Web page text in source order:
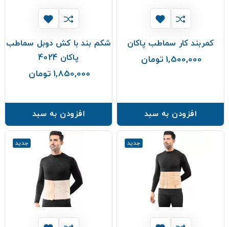
کمربند کار سماطب پاکان
1,500,000 تومان
افزودن به سبد
شکم بند با کش دوبل سماطب
پاکان 4024
1,850,000 تومان
افزودن به سبد
جدید جدید